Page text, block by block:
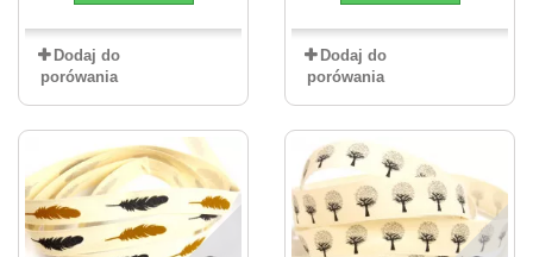
Dodaj do
porówania
Dodaj do
porówania